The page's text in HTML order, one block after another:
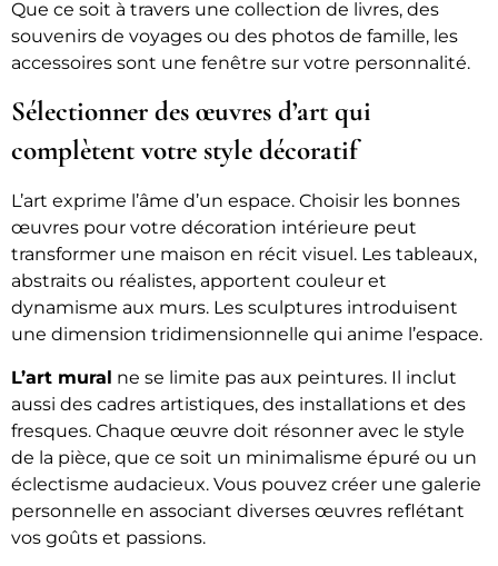
Que ce soit à travers une collection de livres, des
souvenirs de voyages ou des photos de famille, les
accessoires sont une fenêtre sur votre personnalité.
Sélectionner des œuvres d’art qui
complètent votre style décoratif
L’art exprime l’âme d’un espace. Choisir les bonnes
œuvres pour votre décoration intérieure peut
transformer une maison en récit visuel. Les tableaux,
abstraits ou réalistes, apportent couleur et
dynamisme aux murs. Les sculptures introduisent
une dimension tridimensionnelle qui anime l’espace.
L’art mural ne se limite pas aux peintures. Il inclut
aussi des cadres artistiques, des installations et des
fresques. Chaque œuvre doit résonner avec le style
de la pièce, que ce soit un minimalisme épuré ou un
éclectisme audacieux. Vous pouvez créer une galerie
personnelle en associant diverses œuvres reflétant
vos goûts et passions.